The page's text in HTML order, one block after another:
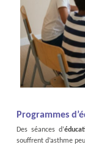
Programmes
Des séances d’
souffrent d’asthme